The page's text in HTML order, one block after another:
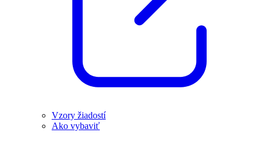
Vzory žiadostí
Ako vybaviť